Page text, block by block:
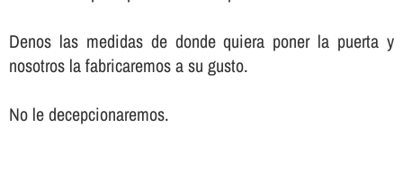
Denos las medidas de donde quiera poner la puerta y
nosotros la fabricaremos a su gusto.
No le decepcionaremos.